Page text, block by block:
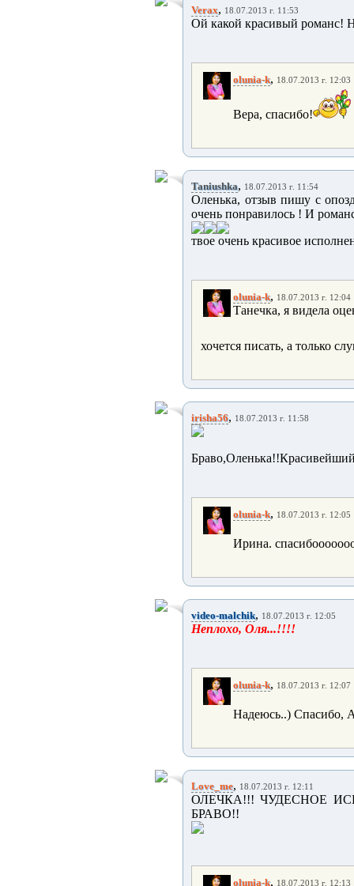
Verax, 18.07.2013 г. 11:53
Ой какой красивый романс!
olunia-k, 18.07.2013 г. 12:03
Вера, спасибо!
Taniushka, 18.07.2013 г. 11:54
Оленька, отзыв пишу с
очень понравилось ! И
твое очень красивое
olunia-k, 18.07.2013 г. 12:04
Танечка, я видела
хочется писать, а только
irisha56, 18.07.2013 г. 11:58
olunia-k, 18.07.2013 г. 12:05
Ирина.
video-malchik, 18.07.2013 г. 12:05
Неплохо, Оля...!!!!
olunia-k, 18.07.2013 г. 12:07
Надеюсь..) Спасибо,
Love_me, 18.07.2013 г. 12:11
ОЛЕЧКА!!! ЧУДЕСНОЕ
БРАВО!!
olunia-k, 18.07.2013 г. 12:13